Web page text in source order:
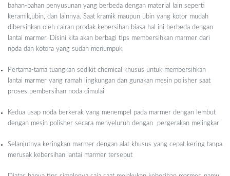
bahan-bahan penyusunan yang berbeda dengan material lain seperti
keramik,ubin, dan lainnya. Saat kramik maupun ubin yang kotor mudah
dibersihkan oleh cairan prodak kebersihan biasa hal ini berbeda dengan
lantai marmer. Disini kita akan berbagi tips membersihkan marmer dari
noda dan kotora yang sudah menumpuk.
Pertama-tama tuangkan sedikit chemical khusus untuk membersihkan
lantai marmer yang ramah lingkungan dan gunakan mesin polisher saat
proses pembersihan noda dimulai
Kedua usap noda berkerak yang menempel pada marmer dengan lembut
dengan mesin polisher secara menyeluruh dengan pergerakan melingkar
Selanjutnya keringkan marmer dengan alat khusus yang cepat kering tanpa
merusak kebersihan lantai marmer tersebut